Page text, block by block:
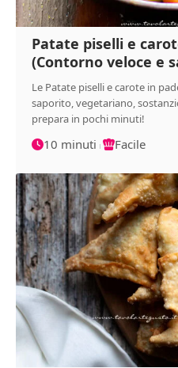
Patate piselli e
(Contorno veloce e
Le Patate piselli e carote in
saporito, vegetariano,
prepara in pochi minuti!
10 minuti Facile